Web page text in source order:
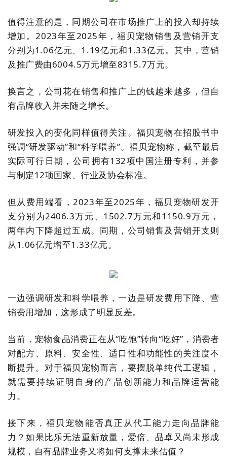
值得注意的是，同期公司在市场推广上的投入却持续
增加。2023年至2025年，福贝宠物销售及营销开支
分别为1.06亿元、1.19亿元和1.33亿元。其中，营销
及推广费由6004.5万元增至8315.7万元。
换言之，公司花在销售和推广上的钱越来越多，但自
有品牌收入并未随之增长。
研发投入的变化同样值得关注。福贝宠物在招股书中
强调“研发驱动”和“科学喂养”。福贝宠物称，截至最后
实际可行日期，公司拥有132项中国注册专利，并参
与制定12项国家、行业及协会标准。
但从费用端看，2023年至2025年，福贝宠物研发开
支分别为2406.3万元、1502.7万元和1150.9万元，
两年内下降超过五成。同期，公司销售及营销开支则
从1.06亿元增至1.33亿元。
一边强调研发和科学喂养，一边是研发费用下降、营
销费用增加，这形成了明显反差。
当前，宠物食品消费正在从“吃饱”转向“吃好”，消费者
对配方、原料、安全性、适口性和功能性的关注度不
断提升。对于福贝宠物而言，要摆脱单纯代工逻辑，
就需要持续证明自身的产品创新能力和品牌运营能
力。
接下来，福贝宠物能否真正从代工能力走向品牌能
力？如果比乐无法重新放量，爱倍、品卓又尚未形成
规模，自有品牌业务又将如何支撑未来估值？